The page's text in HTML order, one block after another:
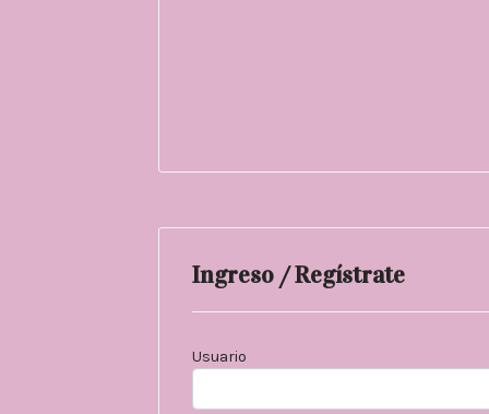
Ingreso / Regístrate
Usuario